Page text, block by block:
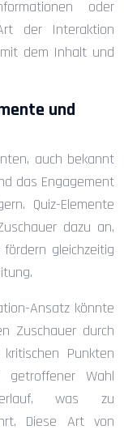
oder
der Interaktion
dem Inhalt und
und
auch bekannt
das Engagement
Quiz-Elemente
dazu an,
gleichzeitig
Ansatz könnte
Zuschauer durch
Punkten
getroffener Wahl
was zu
Diese Art von